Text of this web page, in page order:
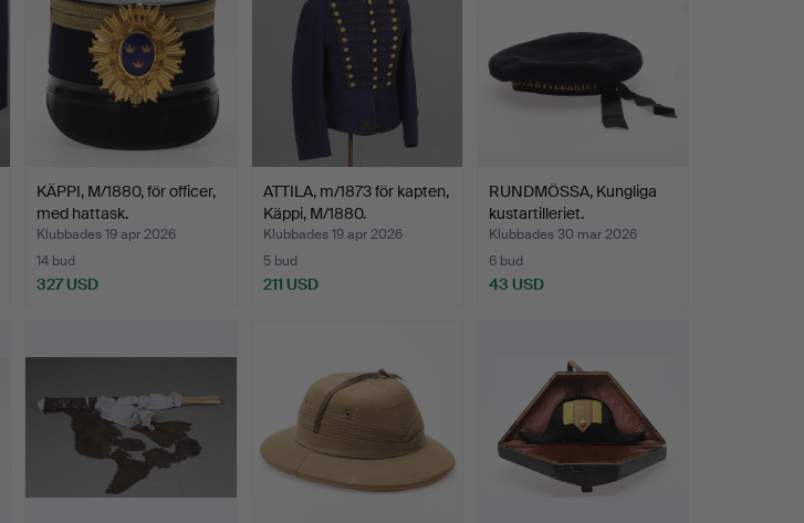
KÄPPI, M/1880, för officer,
med hattask.
Klubbades 19 apr 2026
14 bud
327 USD
ATTILA, m/1873 för kapten,
Käppi, M/1880.
Klubbades 19 apr 2026
5 bud
211 USD
RUNDMÖSSA, Kungliga
kustartilleriet.
Klubbades 30 mar 2026
6 bud
43 USD